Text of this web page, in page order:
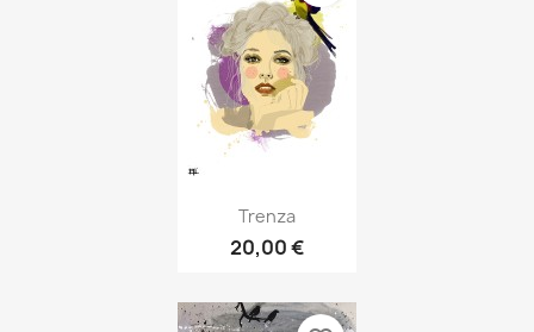
Trenza
20,00 €